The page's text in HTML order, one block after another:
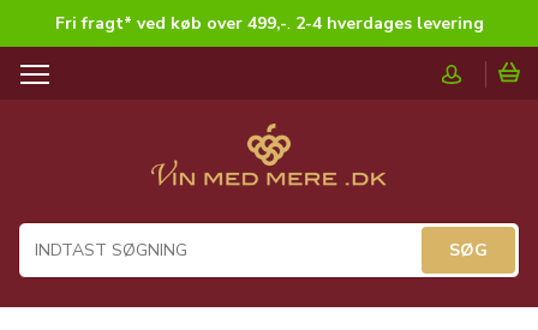
Fri fragt* ved køb over 499,-. 2-4 hverdages levering
T
a
i